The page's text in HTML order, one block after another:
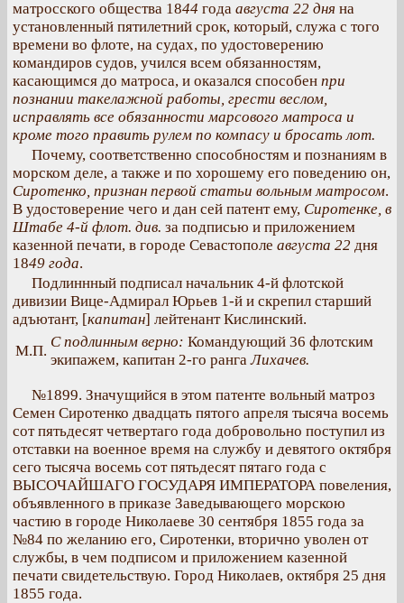
матросского общества 1844 года августа 22 дня на
установленный пятилетний срок, который, служа с того
времени во флоте, на судах, по удостоверению
командиров судов, учился всем обязанностям,
касающимся до матроса, и оказался способен при
познании такелажной работы, грести веслом,
исправлять все обязанности марсового матроса и
кроме того править рулем по компасу и бросать лот.
Почему, соответственно способностям и познаниям в
морском деле, а также и по хорошему его поведению он,
Сиротенко, признан первой статьи вольным матросом.
В удостоверение чего и дан сей патент ему, Сиротенке, в
Штабе 4-й флот. див. за подписью и приложением
казенной печати, в городе Севастополе августа 22 дня
1849 года.
Подлиннный подписал начальник 4-й флотской
дивизии Вице-Адмирал Юрьев 1-й и скрепил старший
адъютант, [капитан] лейтенант Кислинский.
М.П.
С подлинным верно: Командующий 36 флотским
экипажем, капитан 2-го рангаЛихачев.
№1899. Значущийся в этом патенте вольный матроз
Семен Сиротенко двадцать пятого апреля тысяча восемь
сот пятьдесят четвертаго года добровольно поступил из
отставки на военное время на службу и девятого октября
сего тысяча восемь сот пятьдесят пятаго года с
ВЫСОЧАЙШАГО ГОСУДАРЯ ИМПЕРАТОРА повеления,
объявленного в приказе Заведывающего морскою
частию в городе Николаеве 30 сентября 1855 года за
№84 по желанию его, Сиротенки, вторично уволен от
службы, в чем подписом и приложением казенной
печати свидетельствую. Город Николаев, октября 25 дня
1855 года.